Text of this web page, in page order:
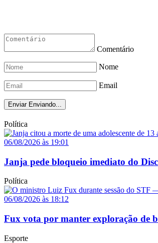
Comentário
Nome
Email
Enviar Enviando...
Política
06/08/2026 às 19:01
Janja pede bloqueio imediato do
Política
06/08/2026 às 18:12
Fux vota por manter exploração de
Esporte